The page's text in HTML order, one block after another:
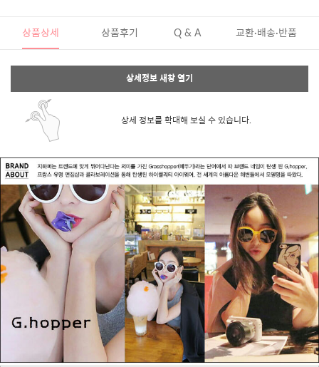
상품상세 상품후기 Q & A 교환·배송·반품
상세정보 새창 열기
상세 정보를 확대해 보실 수 있습니다.